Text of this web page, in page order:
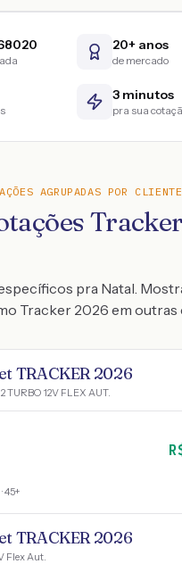
20+ anos
de mercado
3 minutos
pra sua
AGRUPADAS POR CLIENTE
pra Natal.
Tracker 2026 em outras
TRACKER 2026
TURBO 12V FLEX AUT.
45+
TRACKER 2026
Flex Aut.